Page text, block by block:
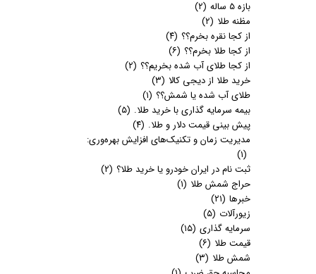
بازه 5 ساله
(۲)
مظنه طلا (۲)
از کجا نقره بخرم؟؟ (۴)
از کجا طلا بخرم؟؟ (۶)
از کجا طلای آب شده بخریم؟؟ (۲)
خرید طلا از دیجی کالا (۳)
طلای آب شده یا شمش؟؟ (۱)
بیمه سرمایه گذاری با خرید طلا. (۵)
پیش بینی قیمت دلار و طلا. (۴)
مدیریت زمان و تکنیک‌های افزایش بهره‌وری:
(۱)
ثبت نام در ایران خودرو یا خرید طلا؟ (۲)
حراج شمش طلا (۱)
خبرها (۲۱)
زیورآلات (۵)
سرمایه گذاری (۱۵)
قیمت طلا (۶)
شمش طلا (۳)